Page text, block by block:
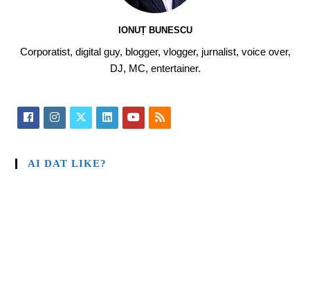
IONUȚ BUNESCU
Corporatist, digital guy, blogger, vlogger, jurnalist, voice over,
DJ, MC, entertainer.
AI DAT LIKE?